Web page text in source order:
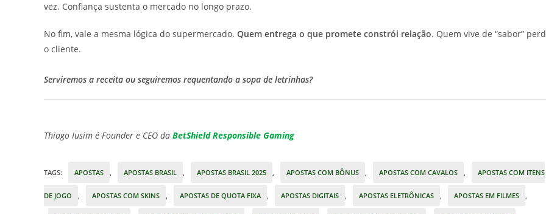
vez. Confiança sustenta o mercado no longo prazo.
No fim, vale a mesma lógica do supermercado. Quem entrega o que promete constrói relação. Quem vive de “sabor”
o cliente.
Serviremos a receita ou seguiremos requentando a sopa de letrinhas?
Thiago Iusim é Founder e CEO da BetShield Responsible Gaming
TAGS: APOSTAS , APOSTAS BRASIL , APOSTAS BRASIL 2025 , APOSTAS COM BÔNUS , APOSTAS COM CAVALOS , APOSTAS COM ITENS
DE JOGO , APOSTAS COM SKINS , APOSTAS DE QUOTA FIXA , APOSTAS DIGITAIS , APOSTAS ELETRÔNICAS , APOSTAS EM FILMES ,